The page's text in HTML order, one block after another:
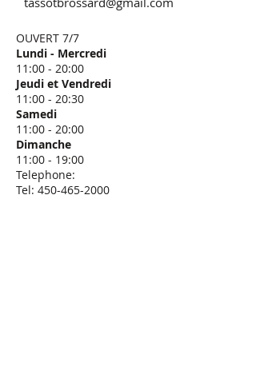
OUVERT 7/7
Lundi - Mercredi
11:00 - 20:00
Jeudi et Vendredi​
11:00 - 20:30
Samedi
11:00 - 20:00
Dimanche
11:00 - 19:00
Telephone:
Tel: 450-465-2000